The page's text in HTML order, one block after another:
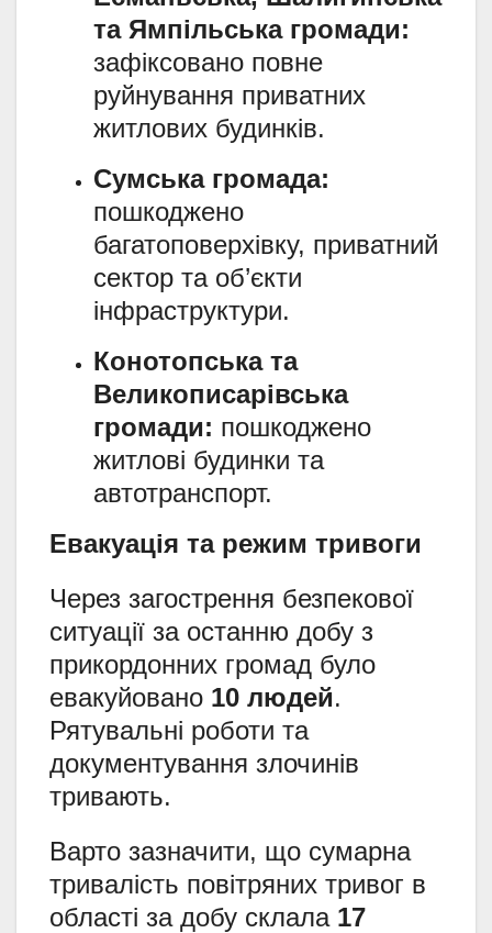
та Ямпільська громади:
зафіксовано повне
руйнування приватних
житлових будинків.
Сумська громада:
пошкоджено
багатоповерхівку, приватний
сектор та об’єкти
інфраструктури.
Конотопська та
Великописарівська
громади: пошкоджено
житлові будинки та
автотранспорт.
Евакуація та режим тривоги
Через загострення безпекової
ситуації за останню добу з
прикордонних громад було
евакуйовано 10 людей.
Рятувальні роботи та
документування злочинів
тривають.
Варто зазначити, що сумарна
тривалість повітряних тривог в
області за добу склала 17